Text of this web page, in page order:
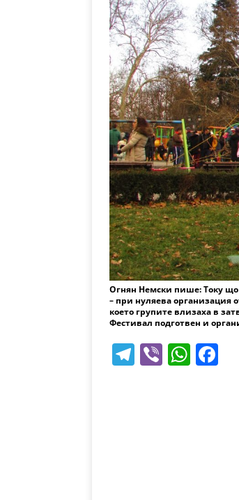
Огнян Немски пише: Току
– при нуляева организация
което групите влизаха в
Фестивал подготвен и
T Vi W